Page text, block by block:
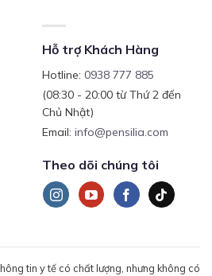
Hỗ trợ Khách Hàng
Hotline: 0938 777 885
(08:30 - 20:00 từ Thứ 2 đến
Chủ Nhật)
Email: info@pensilia.com
Theo dõi chúng tôi
tin y tế có chất lượng, nhưng không có